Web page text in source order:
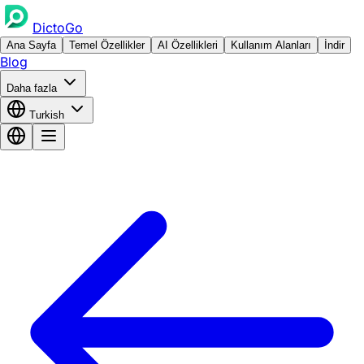
DictoGo
Ana Sayfa Temel Özellikler AI Özellikleri Kullanım Alanları İndir
Blog
Daha fazla
Turkish